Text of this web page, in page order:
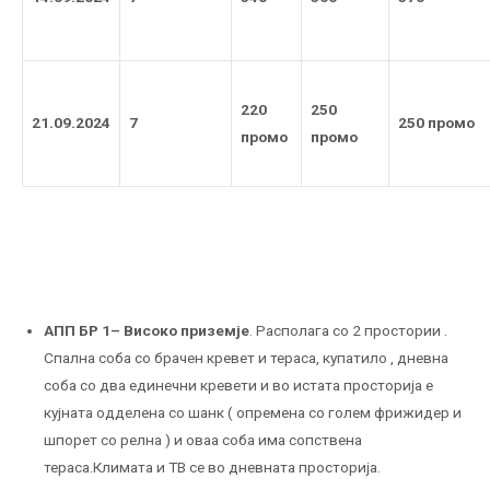
21.09.2024 7
220
промо
250
промо
250 промо
АПП БР 1– Високо приземје . Располага со 2 простории .
Спална соба со брачен кревет и тераса, купатило , дневна
соба со два единечни кревети и во истата просторија е
кујната одделена со шанк ( опремена со голем фрижидер и
шпорет со релна ) и оваа соба има сопствена
тераса.Климата и ТВ се во дневната просторија.